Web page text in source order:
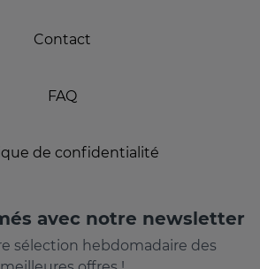
Contact
FAQ
de confidentialité
avec notre newsletter
sélection hebdomadaire des